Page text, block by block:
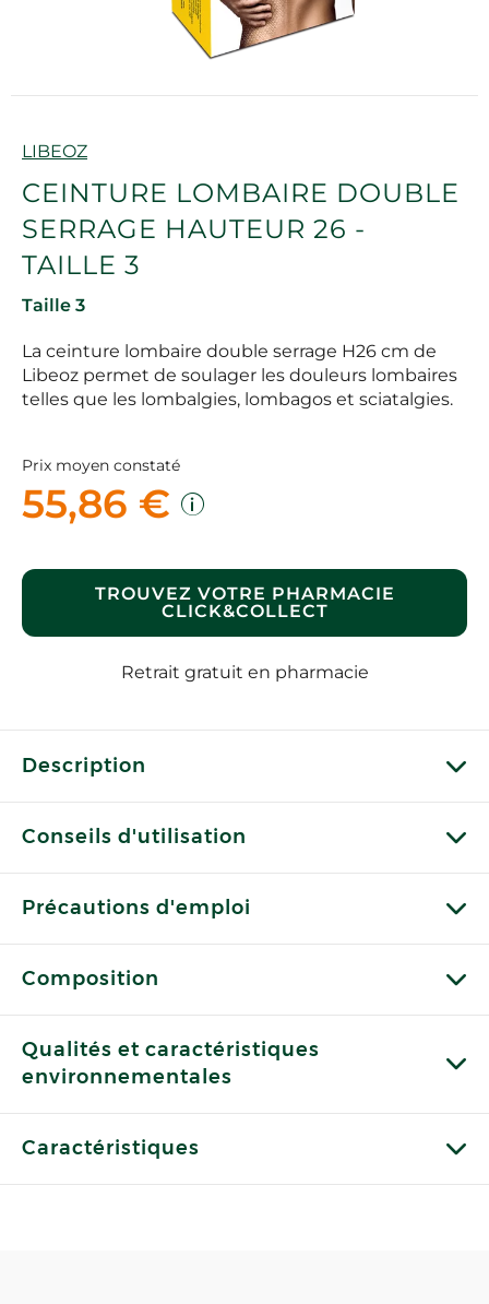
Marque
LIBEOZ
CEINTURE LOMBAIRE DOUBLE
SERRAGE HAUTEUR 26 -
TAILLE 3
Taille 3
La ceinture lombaire double serrage H26 cm de
Libeoz permet de soulager les douleurs lombaires
telles que les lombalgies, lombagos et sciatalgies.
Prix moyen constaté
55,86 €
TROUVEZ VOTRE PHARMACIE
CLICK&COLLECT
Retrait gratuit en pharmacie
Description
Conseils d'utilisation
Précautions d'emploi
Composition
Qualités et caractéristiques
environnementales
Caractéristiques